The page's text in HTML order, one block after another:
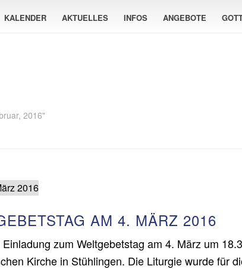
KALENDER AKTUELLES INFOS ANGEBOTE
2016"
AM 4. MÄRZ 2016
zum Weltgebetstag am 4. März um
Kirche in Stühlingen. Die Liturgie wurde für